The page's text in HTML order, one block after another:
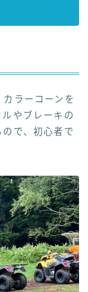
ラーコーンを
やブレーキの
で、初心者で